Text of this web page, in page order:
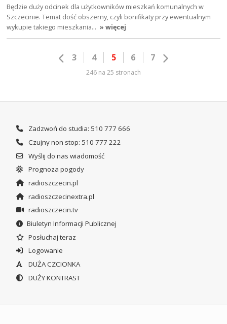
Będzie duży odcinek dla użytkowników mieszkań komunalnych w
Szczecinie. Temat dość obszerny, czyli bonifikaty przy ewentualnym
wykupie takiego mieszkania… » więcej
3 4 5 6 7
246 na 25 stronach
Zadzwoń do studia: 510 777 666
Czujny non stop: 510 777 222
Wyślij do nas wiadomość
Prognoza pogody
radioszczecin.pl
radioszczecinextra.pl
radioszczecin.tv
Biuletyn Informacji Publicznej
Posłuchaj teraz
Logowanie
DUŻA CZCIONKA
DUŻY KONTRAST